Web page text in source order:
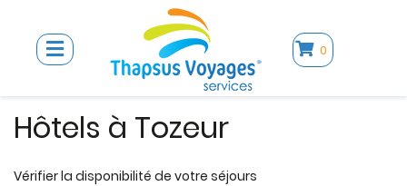
0
Hôtels à Tozeur
Vérifier la disponibilité de votre séjours